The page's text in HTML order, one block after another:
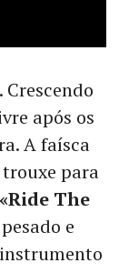
após os
A faísca
para
«Ride The
e